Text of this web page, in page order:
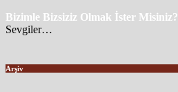
Bizimle Bizsiziz Olmak İster Misiniz?
Sevgiler…
Arşiv